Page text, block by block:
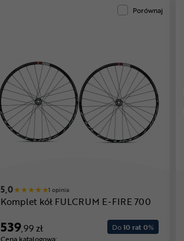
Porównaj
5,0 1 opinia
Komplet kół FULCRUM E-FIRE 700
539,99 zł
Cena katalogowa:
Do10 rat 0%